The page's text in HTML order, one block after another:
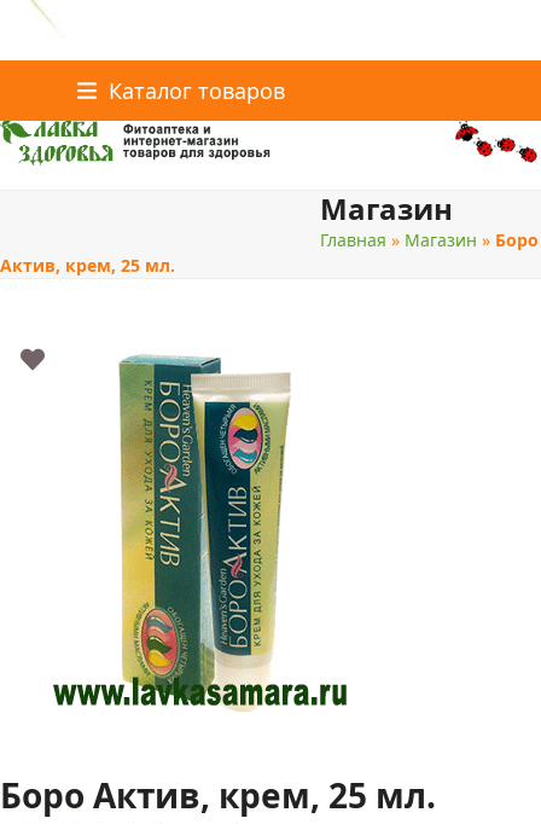
content
Каталог товаров
Доставка и оплата
Скидки
Магазин
Главная » Магазин » Боро
Актив, крем, 25 мл.
Боро Актив, крем, 25 мл.